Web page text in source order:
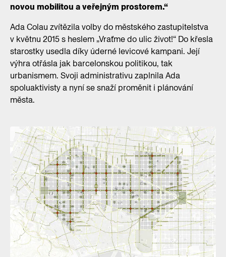
novou mobilitou a veřejným prostorem.“
Ada Colau zvítězila volby do městského zastupitelstva
v květnu 2015 s heslem „Vraťme do ulic život!“ Do křesla
starostky usedla díky úderné levicové kampani. Její
výhra otřásla jak barcelonskou politikou, tak
urbanismem. Svoji administrativu zaplnila Ada
spoluaktivisty a nyní se snaží proměnit i plánování
města.